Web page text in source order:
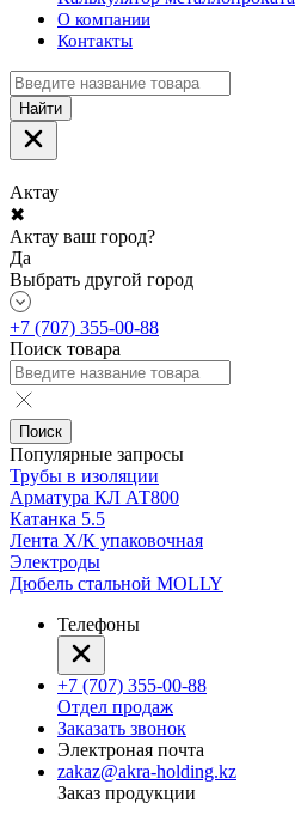
О компании
Контакты
Найти
Актау
✖
Актау ваш город?
Да
Выбрать другой город
+7 (707) 355-00-88
Поиск товара
Поиск
Популярные запросы
Трубы в изоляции
Арматура КЛ АТ800
Катанка 5.5
Лента Х/К упаковочная
Электроды
Дюбель стальной MOLLY
Телефоны
+7 (707) 355-00-88
Отдел продаж
Заказать звонок
Электроная почта
zakaz@akra-holding.kz
Заказ продукции